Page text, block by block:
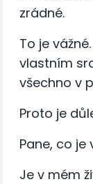
zrádné.
To je
vlastním
všechno v
Proto je
Pane, co je
Je v mém